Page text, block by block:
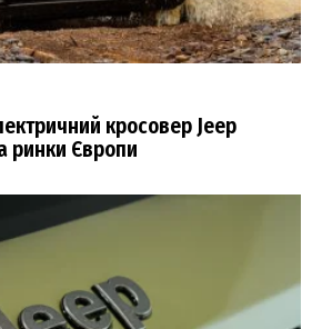
кросовер Jeep
ринки Європи